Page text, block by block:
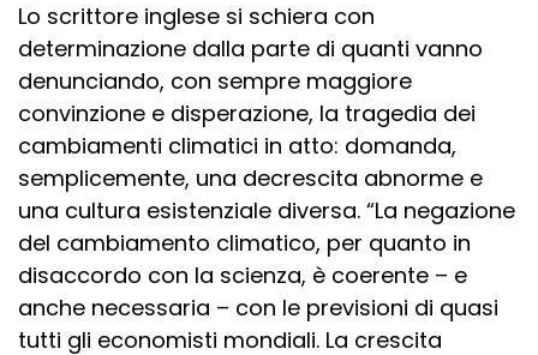
Lo scrittore inglese si schiera con
determinazione dalla parte di quanti vanno
denunciando, con sempre maggiore
convinzione e disperazione, la tragedia dei
cambiamenti climatici in atto: domanda,
semplicemente, una decrescita abnorme e
una cultura esistenziale diversa. “La negazione
del cambiamento climatico, per quanto in
disaccordo con la scienza, è coerente – e
anche necessaria – con le previsioni di quasi
tutti gli economisti mondiali. La crescita